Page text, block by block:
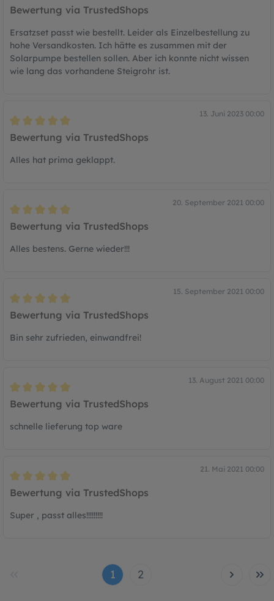
Bewertung mit 5 von 5 Sternen
Bewertung via TrustedShops
Ersatzset passt wie bestellt. Leider als Einzelbestellung zu
hohe Versandkosten. Ich hätte es zusammen mit der
Solarpumpe bestellen sollen. Aber ich konnte nicht wissen
wie lang das vorhandene Steigrohr ist.
13. Juni 2023 00:00
Bewertung mit 5 von 5 Sternen
Bewertung via TrustedShops
Alles hat prima geklappt.
20. September 2021 00:00
Bewertung mit 5 von 5 Sternen
Bewertung via TrustedShops
Alles bestens. Gerne wieder!!!
15. September 2021 00:00
Bewertung mit 5 von 5 Sternen
Bewertung via TrustedShops
Bin sehr zufrieden, einwandfrei!
13. August 2021 00:00
Bewertung mit 5 von 5 Sternen
Bewertung via TrustedShops
schnelle lieferung top ware
21. Mai 2021 00:00
Bewertung mit 5 von 5 Sternen
Bewertung via TrustedShops
Super , passt alles!!!!!!!!!
1 2